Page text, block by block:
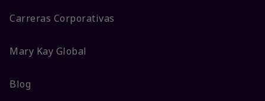
Carreras Corporativas
Mary Kay Global
Blog